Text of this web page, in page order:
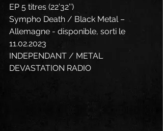
EP 5 titres (22’32’’)
Sympho Death / Black Metal –
Allemagne - disponible, sorti le
11.02.2023
INDEPENDANT / METAL
DEVASTATION RADIO